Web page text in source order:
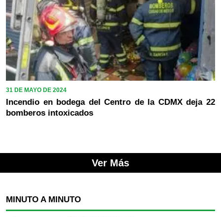
31 DE MAYO DE 2024
Incendio en bodega del Centro de la CDMX deja 22
bomberos intoxicados
Ver Más
MINUTO A MINUTO